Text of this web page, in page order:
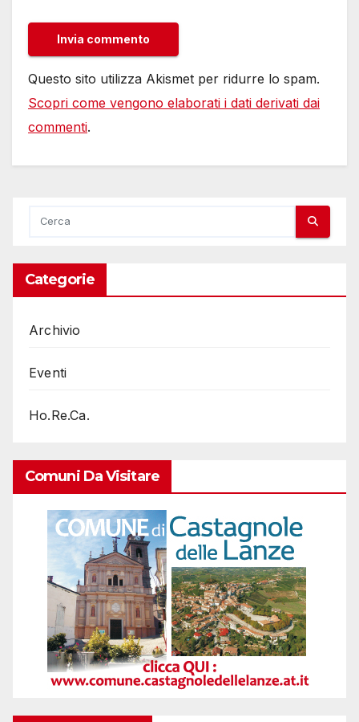
Questo sito utilizza Akismet per ridurre lo spam.
Scopri come vengono elaborati i dati derivati dai
commenti.
Categorie
Archivio
Eventi
Ho.Re.Ca.
Comuni Da Visitare